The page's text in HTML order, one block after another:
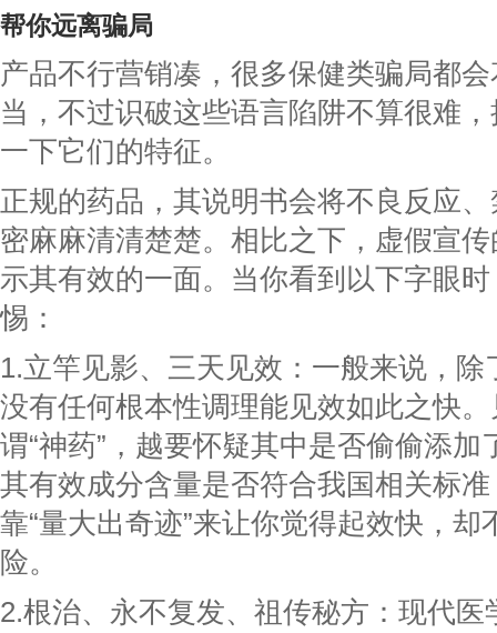
帮你远离骗局
产品不行营销凑，很多保健类骗局都
当，不过识破这些语言陷阱不算很难
一下它们的特征。
正规的药品，其说明书会将不良反应
密麻麻清清楚楚。相比之下，虚假宣
示其有效的一面。当你看到以下字眼
惕：
1.立竿见影、三天见效：一般来说，
没有任何根本性调理能见效如此之快
谓“神药”，越要怀疑其中是否偷偷添加
其有效成分含量是否符合我国相关标
靠“量大出奇迹”来让你觉得起效快，却
险。
2.根治、永不复发、祖传秘方：现代医